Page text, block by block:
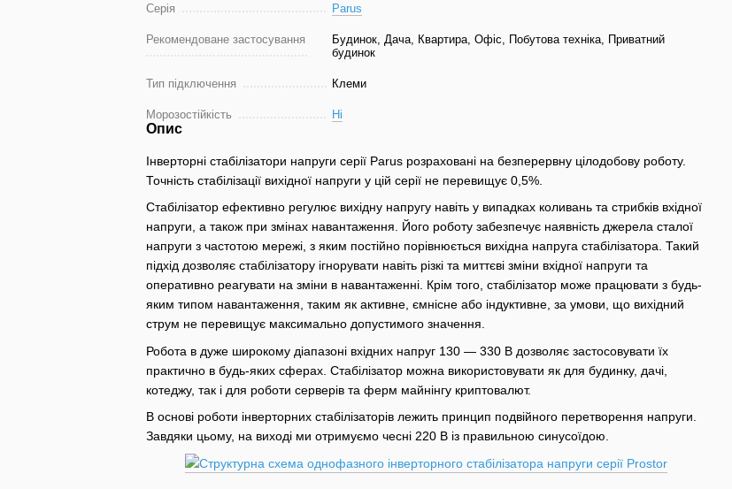
Серія Parus
Рекомендоване застосування
Будинок, Дача, Квартира, Офіс, Побутова техніка, Приватний
будинок
Тип підключення Клеми
Морозостійкість Ні
Опис
Інверторні стабілізатори напруги серії Parus розраховані на безперервну цілодобову роботу.
Точність стабілізації вихідної напруги у цій серії не перевищує 0,5%.
Стабілізатор ефективно регулює вихідну напругу навіть у випадках коливань та стрибків вхідної
напруги, а також при змінах навантаження. Його роботу забезпечує наявність джерела сталої
напруги з частотою мережі, з яким постійно порівнюється вихідна напруга стабілізатора. Такий
підхід дозволяє стабілізатору ігнорувати навіть різкі та миттєві зміни вхідної напруги та
оперативно реагувати на зміни в навантаженні. Крім того, стабілізатор може працювати з будь-
яким типом навантаження, таким як активне, ємнісне або індуктивне, за умови, що вихідний
струм не перевищує максимально допустимого значення.
Робота в дуже широкому діапазоні вхідних напруг 130 — 330 В дозволяє застосовувати їх
практично в будь-яких сферах. Стабілізатор можна використовувати як для будинку, дачі,
котеджу, так і для роботи серверів та ферм майнінгу криптовалют.
В основі роботи інверторних стабілізаторів лежить принцип подвійного перетворення напруги.
Завдяки цьому, на виході ми отримуємо чесні 220 В із правильною синусоїдою.